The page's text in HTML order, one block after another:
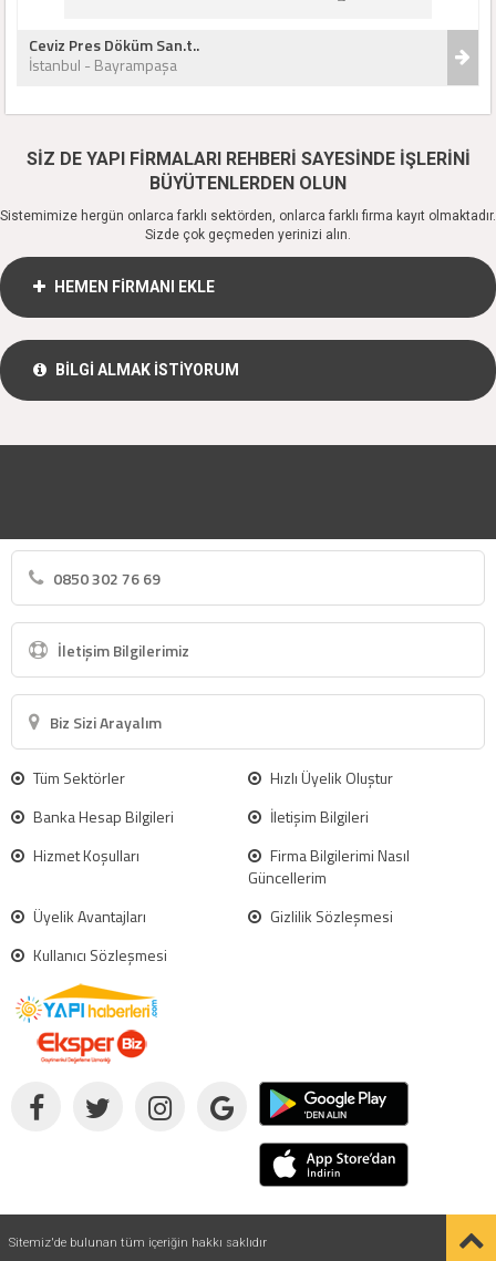
Ceviz Pres Döküm San.t..
İstanbul - Bayrampaşa
SİZ DE YAPI FİRMALARI REHBERİ SAYESİNDE İŞLERİNİ
BÜYÜTENLERDEN OLUN
Sistemimize hergün onlarca farklı sektörden, onlarca farklı firma kayıt olmaktadır.
Sizde çok geçmeden yerinizi alın.
HEMEN FİRMANI EKLE
BİLGİ ALMAK İSTİYORUM
0850 302 76 69
İletişim Bilgilerimiz
Biz Sizi Arayalım
Tüm Sektörler
Hızlı Üyelik Oluştur
Banka Hesap Bilgileri
İletişim Bilgileri
Hizmet Koşulları
Firma Bilgilerimi Nasıl
Güncellerim
Üyelik Avantajları
Gizlilik Sözleşmesi
Kullanıcı Sözleşmesi
Sitemiz'de bulunan tüm içeriğin hakkı saklıdır